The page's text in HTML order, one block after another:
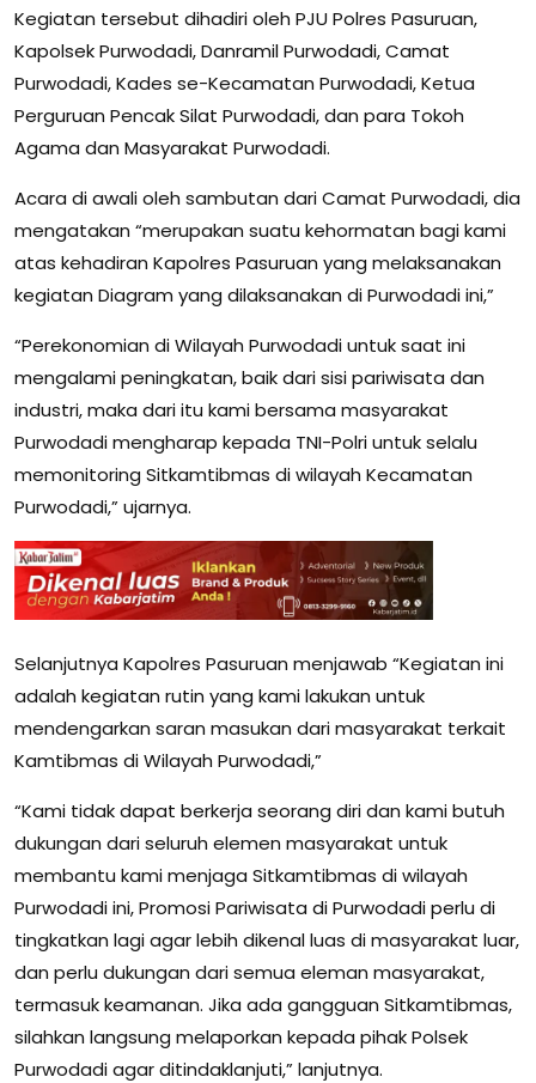
Kegiatan tersebut dihadiri oleh PJU Polres Pasuruan,
Kapolsek Purwodadi, Danramil Purwodadi, Camat
Purwodadi, Kades se-Kecamatan Purwodadi, Ketua
Perguruan Pencak Silat Purwodadi, dan para Tokoh
Agama dan Masyarakat Purwodadi.
Acara di awali oleh sambutan dari Camat Purwodadi, dia
mengatakan “merupakan suatu kehormatan bagi kami
atas kehadiran Kapolres Pasuruan yang melaksanakan
kegiatan Diagram yang dilaksanakan di Purwodadi ini,”
“Perekonomian di Wilayah Purwodadi untuk saat ini
mengalami peningkatan, baik dari sisi pariwisata dan
industri, maka dari itu kami bersama masyarakat
Purwodadi mengharap kepada TNI-Polri untuk selalu
memonitoring Sitkamtibmas di wilayah Kecamatan
Purwodadi,” ujarnya.
Selanjutnya Kapolres Pasuruan menjawab “Kegiatan ini
adalah kegiatan rutin yang kami lakukan untuk
mendengarkan saran masukan dari masyarakat terkait
Kamtibmas di Wilayah Purwodadi,”
“Kami tidak dapat berkerja seorang diri dan kami butuh
dukungan dari seluruh elemen masyarakat untuk
membantu kami menjaga Sitkamtibmas di wilayah
Purwodadi ini, Promosi Pariwisata di Purwodadi perlu di
tingkatkan lagi agar lebih dikenal luas di masyarakat luar,
dan perlu dukungan dari semua eleman masyarakat,
termasuk keamanan. Jika ada gangguan Sitkamtibmas,
silahkan langsung melaporkan kepada pihak Polsek
Purwodadi agar ditindaklanjuti,” lanjutnya.